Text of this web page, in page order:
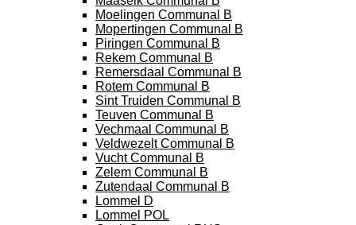
Moelingen Communal B
Mopertingen Communal B
Piringen Communal B
Rekem Communal B
Remersdaal Communal B
Rotem Communal B
Sint Truiden Communal B
Teuven Communal B
Vechmaal Communal B
Veldwezelt Communal B
Vucht Communal B
Zelem Communal B
Zutendaal Communal B
Lommel D
Lommel POL